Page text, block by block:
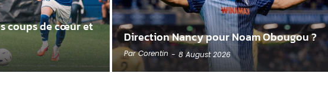
coups de cœur et
Direction Nancy pour Noam Obougou ?
Par Corentin - 8 August 2026